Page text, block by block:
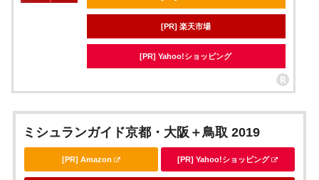
[PR] 楽天市場
[PR] Yahoo!ショッピング
ミシュランガイド京都・大阪＋鳥取 2019
[PR] Amazon [PR] Yahoo!ショッピング